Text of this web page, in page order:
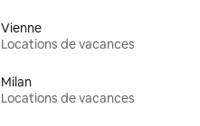
Vienne
Locations de vacances
Milan
Locations de vacances